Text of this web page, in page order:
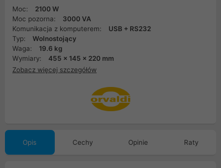
Moc:
2100 W
Moc pozorna:
3000 VA
Komunikacja z komputerem:
USB + RS232
Typ:
Wolnostojący
Waga:
19.6 kg
Wymiary:
455 x 145 x 220 mm
Zobacz więcej szczegółów
Opis Cechy Opinie Raty